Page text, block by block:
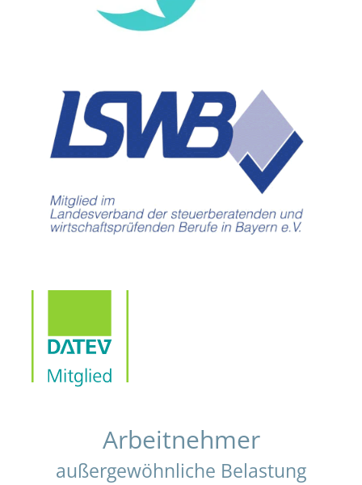
Arbeitnehmer
außergewöhnliche Belastung